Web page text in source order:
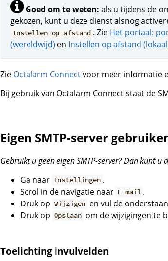
Goed om te weten: als u tijdens de
gekozen, kunt u deze dienst alsnog
Instellen op afstand . Zie Het portaal:
(wereldwijd) en Instellen op afstand
Zie Octalarm Connectvoor meer informatie
Bij gebruik van Octalarm Connect staat de
Eigen SMTP-server
Gebruikt u geen eigen SMTP-server? Dan kunt u
Ga naar Instellingen .
Scrol in de navigatie naar E-mail .
Druk op Wijzigen en vul de
Druk op Opslaan om de wijzigingen te
Toelichting invulvelden